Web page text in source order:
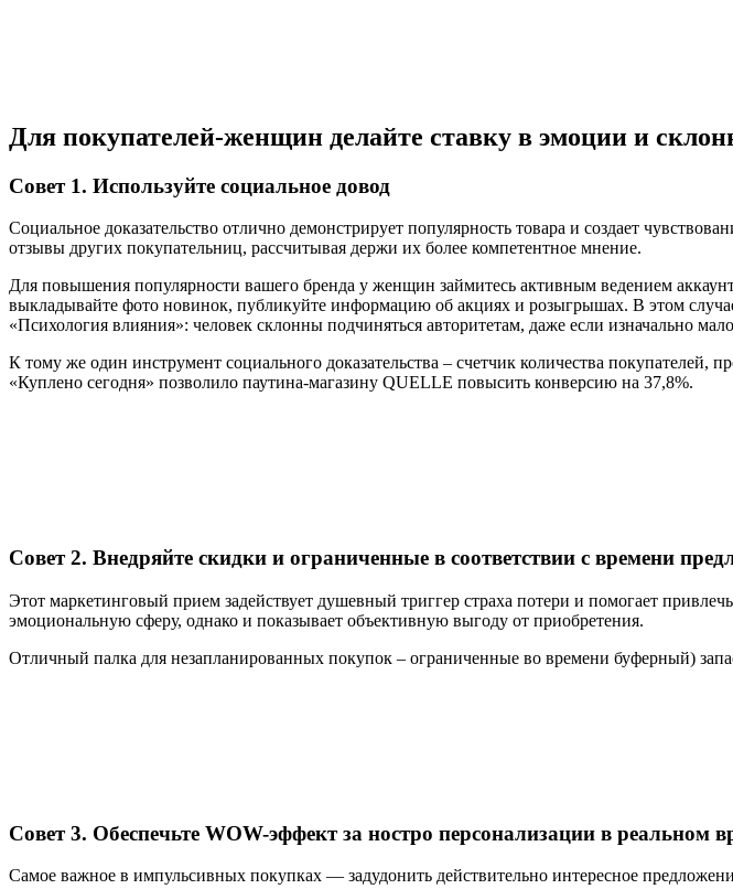
Для покупателей-женщин делайте ставку в эмоции и
Совет 1. Используйте социальное довод
Социальное доказательство отлично демонстрирует популярность товара и создает
отзывы других покупательниц, рассчитывая держи их более компетентное мнение.
Для повышения популярности вашего бренда у женщин займитесь активным ведением
выкладывайте фото новинок, публикуйте информацию об акциях и розыгрышах. В этом
«Психология влияния»: человек склонны подчиняться авторитетам, даже если изначально
К тому же один инструмент социального доказательства – счетчик количества
«Куплено сегодня» позволило паутина-магазину QUELLE повысить конверсию на 37,8%.
Совет 2. Внедряйте скидки и ограниченные в соответствии с времени
Этот маркетинговый прием задействует душевный триггер страха потери и помогает
эмоциональную сферу, однако и показывает объективную выгоду от приобретения.
Отличный палка для незапланированных покупок – ограниченные во времени буферный)
Совет 3. Обеспечьте WOW-эффект за ностро персонализации в реальном
Самое важное в импульсивных покупках — задудонить действительно интересное